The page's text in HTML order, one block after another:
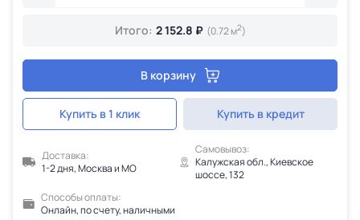
Итого: 2 152.8 ₽ (0.72 м2)
В корзину
Купить в 1 клик Купить в кредит
Доставка:
1-2 дня, Москва и МО
Самовывоз:
Калужская обл., Киевское
шоссе, 132
Способы оплаты:
Онлайн, по счету, наличными